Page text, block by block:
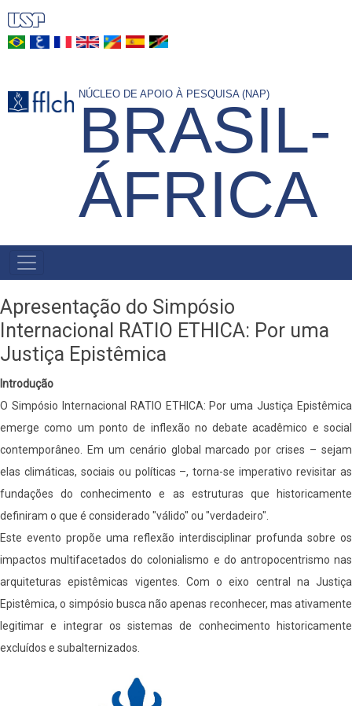
Pular
para
principal
NÚCLEO DE APOIO À PESQUISA (NAP)
BRASIL-
ÁFRICA
NAVEGAÇÃO
PRINCIPAL
Apresentação do Simpósio
Internacional RATIO ETHICA: Por uma
Justiça Epistêmica
Introdução
O Simpósio Internacional RATIO ETHICA: Por uma Justiça Epistêmica
emerge como um ponto de inflexão no debate acadêmico e social
contemporâneo. Em um cenário global marcado por crises – sejam
elas climáticas, sociais ou políticas –, torna-se imperativo revisitar as
fundações do conhecimento e as estruturas que historicamente
definiram o que é considerado "válido" ou "verdadeiro".
Este evento propõe uma reflexão interdisciplinar profunda sobre os
impactos multifacetados do colonialismo e do antropocentrismo nas
arquiteturas epistêmicas vigentes. Com o eixo central na Justiça
Epistêmica, o simpósio busca não apenas reconhecer, mas ativamente
legitimar e integrar os sistemas de conhecimento historicamente
excluídos e subalternizados.